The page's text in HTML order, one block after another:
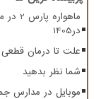
در1405
علت تا درمان
شما نظر بدهید
موبایل در مدارس